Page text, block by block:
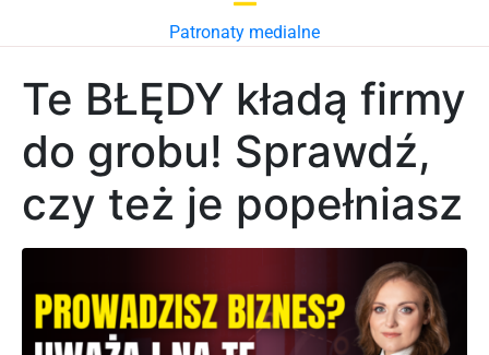
Patronaty medialne
Te BŁĘDY kładą firmy
do grobu! Sprawdź,
czy też je popełniasz